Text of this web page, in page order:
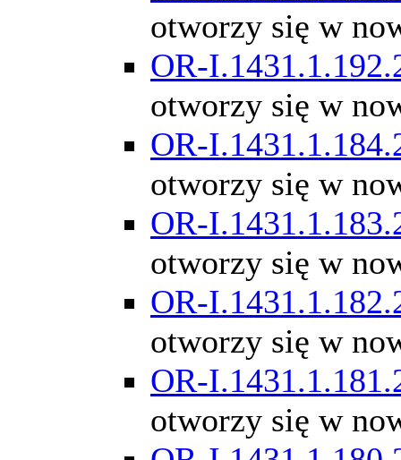
otworzy się w
OR-
otworzy się w
OR-
otworzy się w
OR-
otworzy się w
OR-
otworzy się w
OR-
otworzy się w